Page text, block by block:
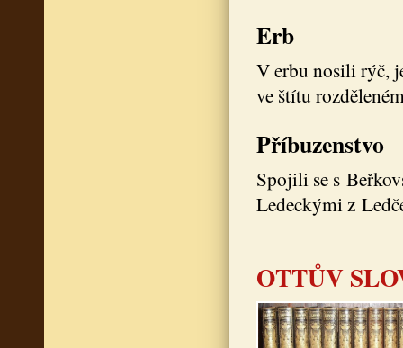
Erb
V erbu nosili rýč,
ve štítu
Příbuzenstvo
Spojili se s
Ledeckými z
OTTŮV